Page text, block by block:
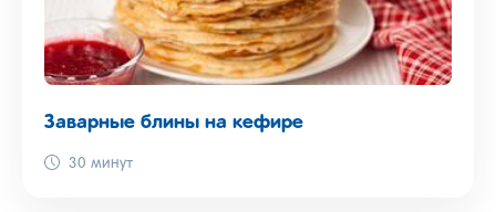
Заварные блины на кефире
30 минут